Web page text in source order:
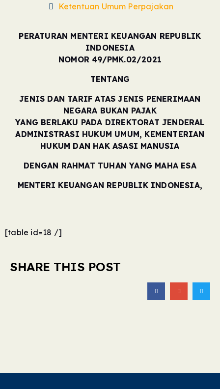
Ketentuan Umum Perpajakan
PERATURAN MENTERI KEUANGAN REPUBLIK
INDONESIA
NOMOR 49/PMK.02/2021
TENTANG
JENIS DAN TARIF ATAS JENIS PENERIMAAN
NEGARA BUKAN PAJAK
YANG BERLAKU PADA DIREKTORAT JENDERAL
ADMINISTRASI HUKUM UMUM, KEMENTERIAN
HUKUM DAN HAK ASASI MANUSIA
DENGAN RAHMAT TUHAN YANG MAHA ESA
MENTERI KEUANGAN REPUBLIK INDONESIA,
[table id=18 /]
SHARE THIS POST